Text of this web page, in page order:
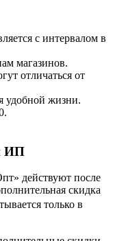
с интервалом в
магазинов.
отличаться от
удобной жизни.
ИП
действуют после
скидка
только в